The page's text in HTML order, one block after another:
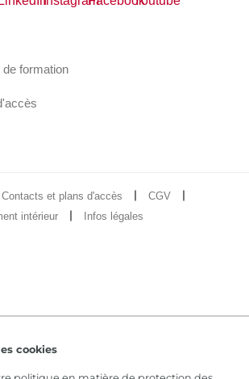
cookies
formation
Contacts et plans d'accès
CGV
intérieur
Infos légales